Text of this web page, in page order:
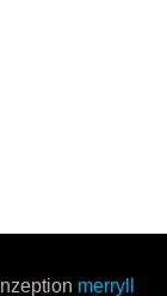
merryll